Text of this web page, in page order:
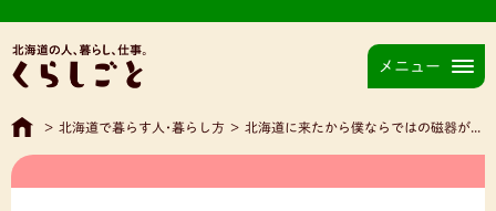
メニュー
> 北海道で暮らす人･暮らし方 > 北海道に来たから僕ならではの磁器が生み出せた